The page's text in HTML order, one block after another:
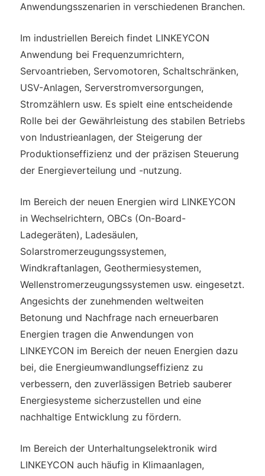
Anwendungsszenarien in verschiedenen Branchen.
Im industriellen Bereich findet LINKEYCON
Anwendung bei Frequenzumrichtern,
Servoantrieben, Servomotoren, Schaltschränken,
USV-Anlagen, Serverstromversorgungen,
Stromzählern usw. Es spielt eine entscheidende
Rolle bei der Gewährleistung des stabilen Betriebs
von Industrieanlagen, der Steigerung der
Produktionseffizienz und der präzisen Steuerung
der Energieverteilung und -nutzung.
Im Bereich der neuen Energien wird LINKEYCON
in Wechselrichtern, OBCs (On-Board-
Ladegeräten), Ladesäulen,
Solarstromerzeugungssystemen,
Windkraftanlagen, Geothermiesystemen,
Wellenstromerzeugungssystemen usw. eingesetzt.
Angesichts der zunehmenden weltweiten
Betonung und Nachfrage nach erneuerbaren
Energien tragen die Anwendungen von
LINKEYCON im Bereich der neuen Energien dazu
bei, die Energieumwandlungseffizienz zu
verbessern, den zuverlässigen Betrieb sauberer
Energiesysteme sicherzustellen und eine
nachhaltige Entwicklung zu fördern.
Im Bereich der Unterhaltungselektronik wird
LINKEYCON auch häufig in Klimaanlagen,